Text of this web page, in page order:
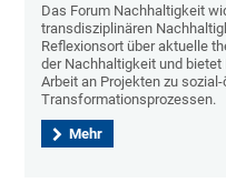
Das Forum Nachhaltigkeit
transdisziplinären
Reflexionsort über aktuelle
der Nachhaltigkeit und
Arbeit an Projekten zu
Transformationsprozessen.
Mehr